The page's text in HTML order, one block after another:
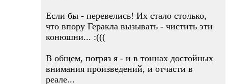
Если бы - перевелись! Их стало столько,
что впору Геракла вызывать - чистить эти
конюшни... :(((
В общем, погряз я - и в тоннах достойных
внимания произведений, и отчасти в
реале...